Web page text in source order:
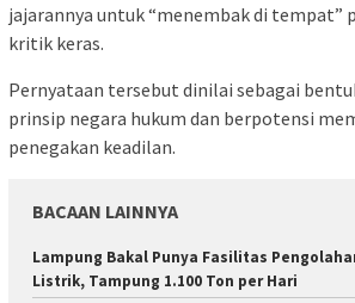
jajarannya untuk “menembak di tempat”
kritik keras.
Pernyataan tersebut dinilai sebagai
prinsip negara hukum dan berpotensi
penegakan keadilan.
BACAAN LAINNYA
Lampung Bakal Punya Fasilitas
Listrik, Tampung 1.100 Ton per Hari